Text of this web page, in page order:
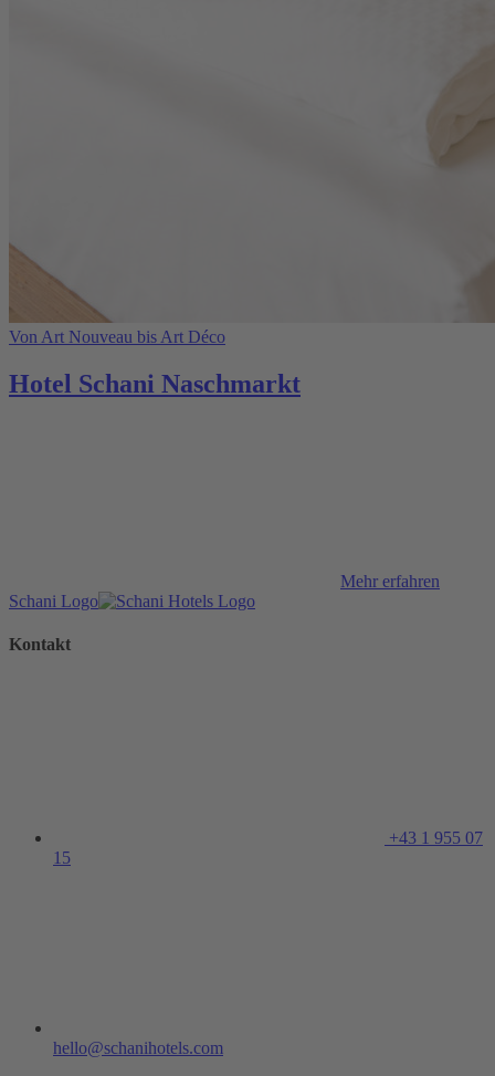
Von Art Nouveau bis Art Déco
Hotel Schani Naschmarkt
Mehr erfahren
Schani Logo
Kontakt
+43 1 955 07
15
hello@schanihotels.com